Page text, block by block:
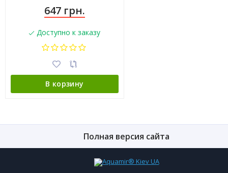
647 грн.
Доступно к заказу
В корзину
Полная версия сайта